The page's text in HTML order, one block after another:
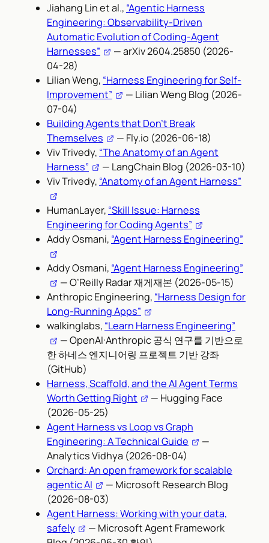
Jiahang Lin et al., “Agentic Harness
Engineering: Observability-Driven
Automatic Evolution of Coding-Agent
Harnesses”
— arXiv 2604.25850 (2026-
04-28)
Lilian Weng, “Harness Engineering for Self-
Improvement”
— Lilian Weng Blog (2026-
07-04)
Building Agents that Don’t Break
Themselves
— Fly.io (2026-06-18)
Viv Trivedy, “The Anatomy of an Agent
Harness”
— LangChain Blog (2026-03-10)
Viv Trivedy, “Anatomy of an Agent Harness”
HumanLayer, “Skill Issue: Harness
Engineering for Coding Agents”
Addy Osmani, “Agent Harness Engineering”
Addy Osmani, “Agent Harness Engineering”
— O’Reilly Radar 재게재본 (2026-05-15)
Anthropic Engineering, “Harness Design for
Long-Running Apps”
walkinglabs, “Learn Harness Engineering”
— OpenAI·Anthropic 공식 연구를 기반으로
한 하네스 엔지니어링 프로젝트 기반 강좌
(GitHub)
Harness, Scaffold, and the AI Agent Terms
Worth Getting Right
— Hugging Face
(2026-05-25)
Agent Harness vs Loop vs Graph
Engineering: A Technical Guide
—
Analytics Vidhya (2026-08-04)
Orchard: An open framework for scalable
agentic AI
— Microsoft Research Blog
(2026-08-03)
Agent Harness: Working with your data,
safely
— Microsoft Agent Framework